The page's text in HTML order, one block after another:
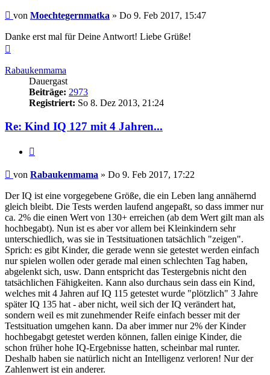
Beitrag
von Moechtegernmatka » Do 9. Feb 2017, 15:47
Danke erst mal für Deine Antwort! Liebe Grüße!
Rabaukenmama
Dauergast
Beiträge: 2973
Registriert: So 8. Dez 2013, 21:24
Re: Kind IQ 127 mit 4 Jahren...
Beitrag
von Rabaukenmama » Do 9. Feb 2017, 17:22
Der IQ ist eine vorgegebene Größe, die ein Leben lang annähernd
gleich bleibt. Die Tests werden laufend angepaßt, so dass immer nur
ca. 2% die einen Wert von 130+ erreichen (ab dem Wert gilt man als
hochbegabt). Nun ist es aber vor allem bei Kleinkindern sehr
unterschiedlich, was sie in Testsituationen tatsächlich "zeigen".
Sprich: es gibt Kinder, die gerade wenn sie getestet werden einfach
nur spielen wollen oder gerade mal einen schlechten Tag haben,
abgelenkt sich, usw. Dann entspricht das Testergebnis nicht den
tatsächlichen Fähigkeiten. Kann also durchaus sein dass ein Kind,
welches mit 4 Jahren auf IQ 115 getestet wurde "plötzlich" 3 Jahre
später IQ 135 hat - aber nicht, weil sich der IQ verändert hat,
sondern weil es mit zunehmender Reife einfach besser mit der
Testsituation umgehen kann. Da aber immer nur 2% der Kinder
hochbegabgt getestet werden können, fallen einige Kinder, die
schon früher hohe IQ-Ergebnisse hatten, scheinbar mal runter.
Deshalb haben sie natürlich nicht an Intelligenz verloren! Nur der
Zahlenwert ist ein anderer.